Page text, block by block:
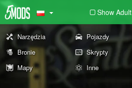
Show Adult
Narzędzia Pojazdy
Bronie
Skrypty
Mapy
Inne